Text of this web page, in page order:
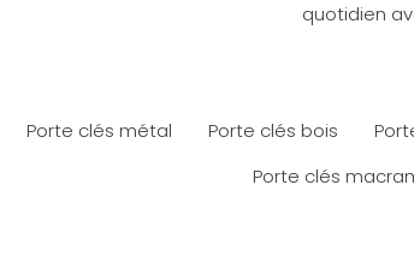
quotidien
Porte clés métal Porte clés bois
Porte clés